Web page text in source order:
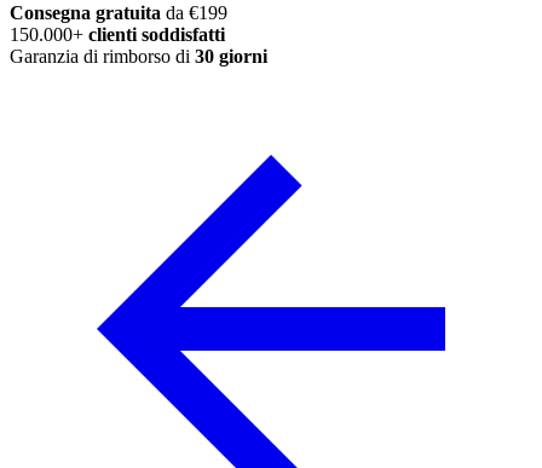
Consegna gratuita da €199
150.000+ clienti soddisfatti
Garanzia di rimborso di 30 giorni